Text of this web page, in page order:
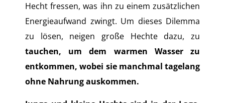
Hecht fressen, was ihn zu einem zusätzlichen
Energieaufwand zwingt. Um dieses Dilemma
zu lösen, neigen große Hechte dazu, zu
tauchen, um dem warmen Wasser zu
entkommen, wobei sie manchmal tagelang
ohne Nahrung auskommen.